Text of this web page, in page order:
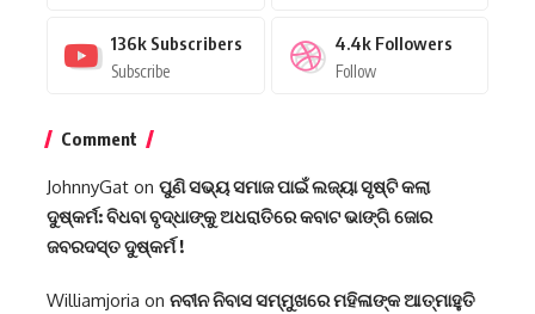
136k Subscribers
Subscribe
4.4k Followers
Follow
Comment
JohnnyGat on ପୁଣି ସଭ୍ୟ ସମାଜ ପାଇଁ ଲଜ୍ୟା ସୃଷ୍ଟି କଲା
ଦୁଷ୍କର୍ମ: ବିଧବା ବୃଦ୍ଧାଙ୍କୁ ଅଧରାତିରେ କବାଟ ଭାଙ୍ଗି ଜୋର
ଜବରଦସ୍ତ ଦୁଷ୍କର୍ମ !
Williamjoria on ନବୀନ ନିବାସ ସମ୍ମୁଖରେ ମହିଳାଙ୍କ ଆତ୍ମାହୁତି